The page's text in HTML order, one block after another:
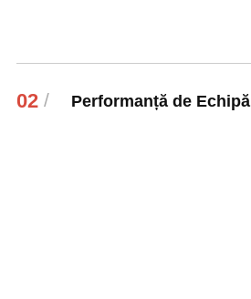
02 / Performanță de Echipă